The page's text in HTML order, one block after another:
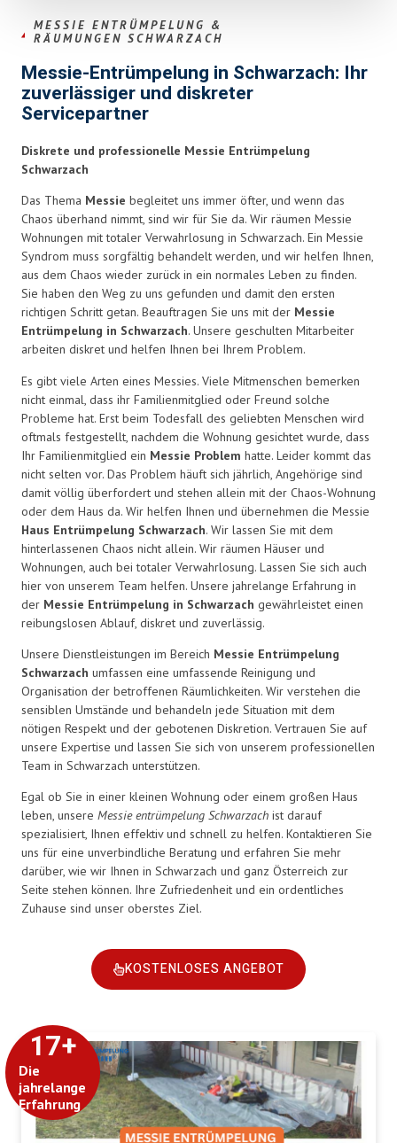
Die
jahrelange
Erfahrung
17+
MESSIE ENTRÜMPELUNG &
RÄUMUNGEN SCHWARZACH
Messie-Entrümpelung in Schwarzach: Ihr
zuverlässiger und diskreter
Servicepartner
Diskrete und professionelle Messie Entrümpelung
Schwarzach
Das Thema Messie begleitet uns immer öfter, und wenn das
Chaos überhand nimmt, sind wir für Sie da. Wir räumen Messie
Wohnungen mit totaler Verwahrlosung in Schwarzach. Ein Messie
Syndrom muss sorgfältig behandelt werden, und wir helfen Ihnen,
aus dem Chaos wieder zurück in ein normales Leben zu finden.
Sie haben den Weg zu uns gefunden und damit den ersten
richtigen Schritt getan. Beauftragen Sie uns mit der Messie
Entrümpelung in Schwarzach. Unsere geschulten Mitarbeiter
arbeiten diskret und helfen Ihnen bei Ihrem Problem.
Es gibt viele Arten eines Messies. Viele Mitmenschen bemerken
nicht einmal, dass ihr Familienmitglied oder Freund solche
Probleme hat. Erst beim Todesfall des geliebten Menschen wird
oftmals festgestellt, nachdem die Wohnung gesichtet wurde, dass
Ihr Familienmitglied ein Messie Problem hatte. Leider kommt das
nicht selten vor. Das Problem häuft sich jährlich, Angehörige sind
damit völlig überfordert und stehen allein mit der Chaos-Wohnung
oder dem Haus da. Wir helfen Ihnen und übernehmen die Messie
Haus Entrümpelung Schwarzach. Wir lassen Sie mit dem
hinterlassenen Chaos nicht allein. Wir räumen Häuser und
Wohnungen, auch bei totaler Verwahrlosung. Lassen Sie sich auch
hier von unserem Team helfen. Unsere jahrelange Erfahrung in
der Messie Entrümpelung in Schwarzach gewährleistet einen
reibungslosen Ablauf, diskret und zuverlässig.
Unsere Dienstleistungen im Bereich Messie Entrümpelung
Schwarzach umfassen eine umfassende Reinigung und
Organisation der betroffenen Räumlichkeiten. Wir verstehen die
sensiblen Umstände und behandeln jede Situation mit dem
nötigen Respekt und der gebotenen Diskretion. Vertrauen Sie auf
unsere Expertise und lassen Sie sich von unserem professionellen
Team in Schwarzach unterstützen.
Egal ob Sie in einer kleinen Wohnung oder einem großen Haus
leben, unsere Messie entrümpelung Schwarzach ist darauf
spezialisiert, Ihnen effektiv und schnell zu helfen. Kontaktieren Sie
uns für eine unverbindliche Beratung und erfahren Sie mehr
darüber, wie wir Ihnen in Schwarzach und ganz Österreich zur
Seite stehen können. Ihre Zufriedenheit und ein ordentliches
Zuhause sind unser oberstes Ziel.
KOSTENLOSES ANGEBOT